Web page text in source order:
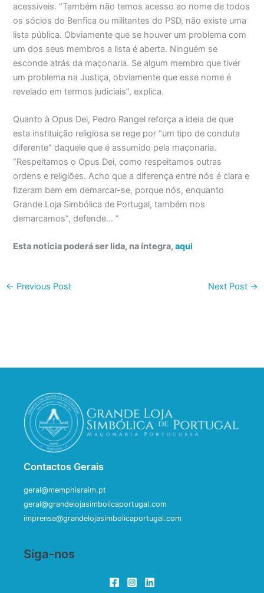
acessíveis. “Também não temos acesso ao nome de todos
os sócios do Benfica ou militantes do PSD, não existe uma
lista pública. Obviamente que se houver um problema com
um dos seus membros a lista é aberta. Ninguém se
esconde atrás da maçonaria. Se algum membro que tiver
um problema na Justiça, obviamente que esse nome é
revelado em termos judiciais”, explica.
Quanto à Opus Dei, Pedro Rangel reforça a ideia de que
esta instituição religiosa se rege por “um tipo de conduta
diferente” daquele que é assumido pela maçonaria.
“Respeitamos o Opus Dei, como respeitamos outras
ordens e religiões. Acho que a diferença entre nós é clara e
fizeram bem em demarcar-se, porque nós, enquanto
Grande Loja Simbólica de Portugal, também nos
demarcamos”, defende… ”
Esta notícia poderá ser lida, na íntegra,aqui
← Previous Post Next Post →
Contactos Gerais
geral@memphisraim.pt
geral@grandelojasimbolicaportugal.com
imprensa@grandelojasimbolicaportugal.com
Siga-nos